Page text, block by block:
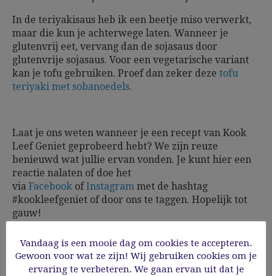
In de teriyakisaus heb ik een beetje miso verwerkt,
maar die kun je achterwege laten. Wanneer je
glutenvrij eet, vervang dan de sojasaus door
glutenvrije sojasaus. Voor een vegetarische variant
kan je tofu gebruiken. Proef dan zeker deze tofu
teriyaki met sobanoedels.
Laat je ons weten wanneer je een recept van Kook
Leef Geniet geprobeerd hebt? We zijn reuze
benieuwd wat jullie ervan vonden. Je kunt hier een
reactie nalaten of doe het
via Facebook ofInstagram met de hashtag
#kookleefgeniet of door ons te taggen. Hopelijk tot
gauw!
Vandaag is een mooie dag om cookies te accepteren.
Gewoon voor wat ze zijn! Wij gebruiken cookies om je
ervaring te verbeteren. We gaan ervan uit dat je